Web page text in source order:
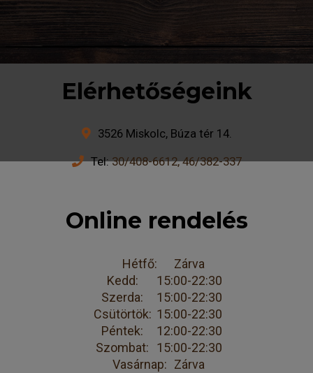
Elérhetőségeink
3526 Miskolc, Búza tér 14.
Tel:30/408-6612, 46/382-337
Online rendelés
Hétfő:
Zárva
Kedd:
15:00-22:30
Szerda:
15:00-22:30
Csütörtök: 15:00-22:30
Péntek:
12:00-22:30
Szombat:
15:00-22:30
Vasárnap: Zárva